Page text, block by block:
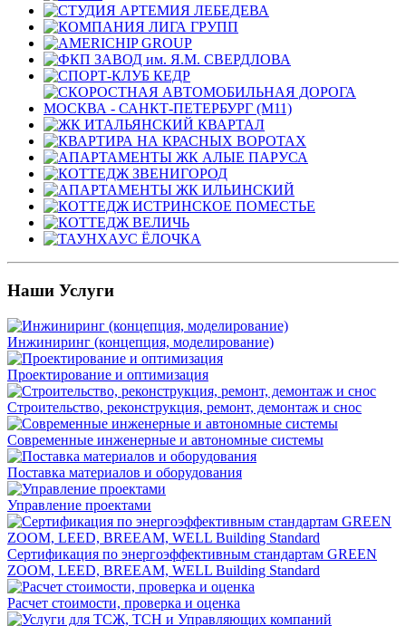
Наши Услуги
Инжиниринг (концепция, моделирование)
Проектирование и оптимизация
Строительство, реконструкция, ремонт, демонтаж и снос
Современные инженерные и автономные системы
Поставка материалов и оборудования
Управление проектами
Сертификация по энергоэффективным стандартам GREEN
ZOOM, LEED, BREEAM, WELL Building Standard
Расчет стоимости, проверка и оценка